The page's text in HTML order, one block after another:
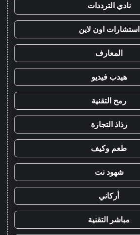
نادي الترددات
استشارات اون لاين
المعارف
هيدب فيديو
رمح التقنية
رذاذ التجارة
طعم وكيف
شهود نت
أركاني
مباشر التقنية